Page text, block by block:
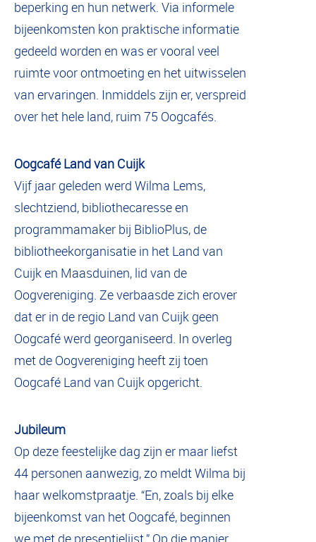
beperking en hun netwerk. Via informele
bijeenkomsten kon praktische informatie
gedeeld worden en was er vooral veel
ruimte voor ontmoeting en het uitwisselen
van ervaringen. Inmiddels zijn er, verspreid
over het hele land, ruim 75 Oogcafés.
Oogcafé Land van Cuijk
Vijf jaar geleden werd Wilma Lems,
slechtziend, bibliothecaresse en
programmamaker bij BiblioPlus, de
bibliotheekorganisatie in het Land van
Cuijk en Maasduinen, lid van de
Oogvereniging. Ze verbaasde zich erover
dat er in de regio Land van Cuijk geen
Oogcafé werd georganiseerd. In overleg
met de Oogvereniging heeft zij toen
Oogcafé Land van Cuijk opgericht.
Jubileum
Op deze feestelijke dag zijn er maar liefst
44 personen aanwezig, zo meldt Wilma bij
haar welkomstpraatje. “En, zoals bij elke
bijeenkomst van het Oogcafé, beginnen
we met de presentielijst.” Op die manier